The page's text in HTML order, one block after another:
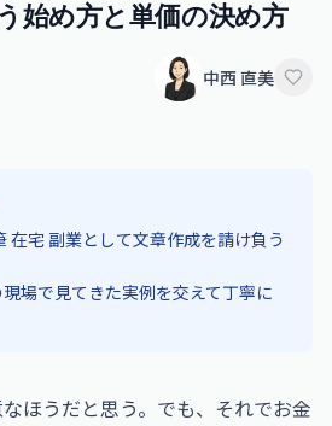
始め方と単価の決め方
中西 直美
在宅 副業として文章作成を請け負う
場で見てきた実例を交えて丁寧に
なほうだと思う。でも、それでお金